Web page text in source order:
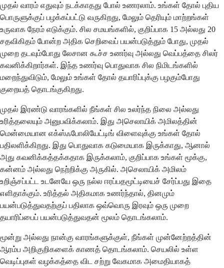
முதல் வாரம் எதுவும் நடக்காதது போல் உணரலாம். உங்கள் தோல் புதிய
பொருளுக்குப் பழக்கப்பட்டு வருகிறது, மேலும் தெரியும் மாற்றங்கள்
உருவாக நேரம் எடுக்கும். சில சமயங்களில், குறிப்பாக 15 அல்லது 20
சதவிகிதம் போன்ற அதிக செறிவைப் பயன்படுத்தும் போது, ​​முதல்
முறை தடவும்போது லேசான கூச்ச உணர்வு அல்லது வெப்பத்தை சிலர்
கவனிக்கிறார்கள். இந்த உணர்வு பொதுவாக சில நிமிடங்களில்
மறைந்துவிடும், மேலும் உங்கள் தோல் தயாரிப்புக்கு பழகும்போது
குறையத் தொடங்குகிறது.
முதல் இரண்டு வாரங்களில் நீங்கள் சில உலர்ந்த நிலை அல்லது
உரித்தலையும் அனுபவிக்கலாம். இது அசெலாயிக் அமிலத்தின்
மென்மையான எக்ஸ்ஃபோலியேட்டிங் விளைவுக்கு உங்கள் தோல்
பதிலளிக்கிறது. இது பொதுவாக கடுமையாக இருக்காது, ஆனால்
அது கவனிக்கத்தக்கதாக இருக்கலாம், குறிப்பாக உங்கள் மூக்கு,
கன்னம் அல்லது நெற்றிக்கு அருகில். அசெலாயிக் அமிலம்
உறிஞ்சப்பட்ட உடனேயே ஒரு நல்ல ஈரப்பதமூட்டியைச் சேர்ப்பது இதை
எளிதாக்கும். உரித்தல் அதிகமாக உணர்ந்தால், தினமும்
பயன்படுத்துவதற்குப் பதிலாக ஒவ்வொரு இரவும் ஒரு முறை
தயாரிப்பைப் பயன்படுத்துவதன் மூலம் தொடங்கலாம்.
மூன்று அல்லது நான்கு வாரங்களுக்குள், நீங்கள் முன்னேற்றத்தின்
ஆரம்ப அறிகுறிகளைக் காணத் தொடங்கலாம். செயலில் உள்ள
வெடிப்புகள் வழக்கத்தை விட சற்று வேகமாக அமைதியாகத்